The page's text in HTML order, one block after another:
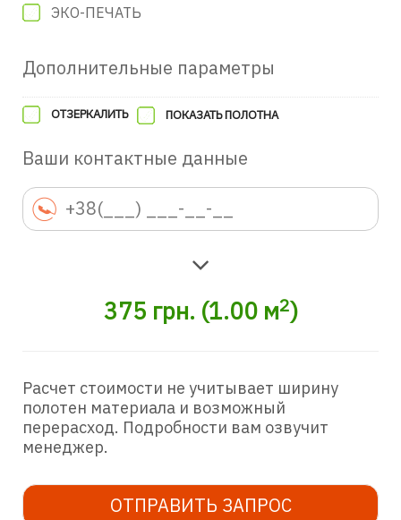
ЭКО-ПЕЧАТЬ
Дополнительные параметры
ОТЗЕРКАЛИТЬ ПОКАЗАТЬ ПОЛОТНА
Ваши контактные данные
375 грн. (1.00м2)
Расчет стоимости не учитывает ширину
полотен материала и возможный
перерасход. Подробности вам озвучит
менеджер.
ОТПРАВИТЬ ЗАПРОС